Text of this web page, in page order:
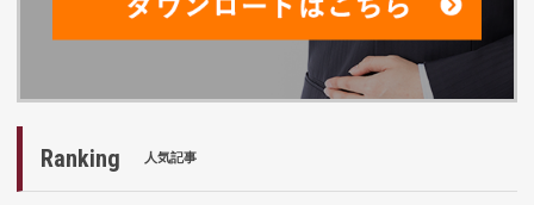
Ranking 人気記事